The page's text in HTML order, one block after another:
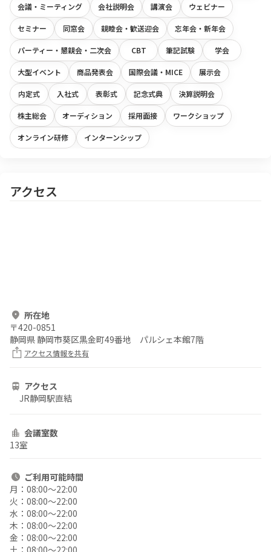
会議・ミーティング 会社説明会 講演会 ウェビナー
セミナー 同窓会 親睦会・歓送迎会 忘年会・新年会
パーティー・懇親会・二次会 CBT 筆記試験 学会
大型イベント 商品発表会 国際会議・MICE 展示会
内定式 入社式 表彰式 記念式典 決算説明会
株主総会 オーディション 採用面接 ワークショップ
オンライン研修 インターンシップ
アクセス
所在地
〒420-0851
静岡県 静岡市葵区黒金町49番地 パルシェ本館7階
アクセス情報を共有
アクセス
JR静岡駅直結
会議室数
13室
ご利用可能時間
月： 08:00〜22:00
火： 08:00〜22:00
水： 08:00〜22:00
木： 08:00〜22:00
金： 08:00〜22:00